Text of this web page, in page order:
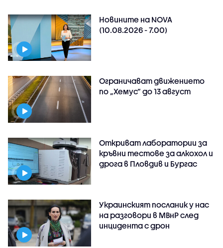
Новините на NOVA
(10.08.2026 - 7.00)
Ограничават движението
по „Хемус“ до 13 август
Откриват лаборатории за
кръвни тестове за алкохол и
дрога в Пловдив и Бургас
Украинският посланик у нас
на разговори в МВнР след
инцидента с дрон